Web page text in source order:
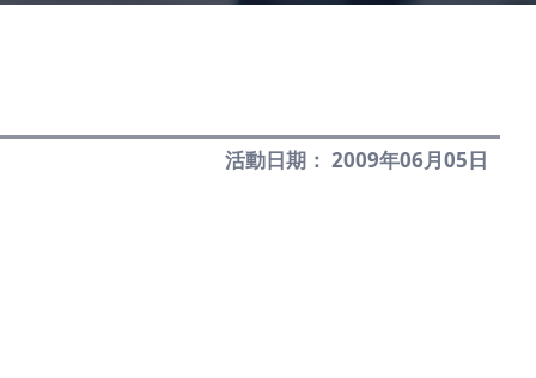
活動日期： 2009年06月05日